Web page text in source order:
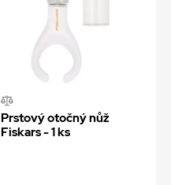
Prstový otočný nůž
Fiskars - 1 ks